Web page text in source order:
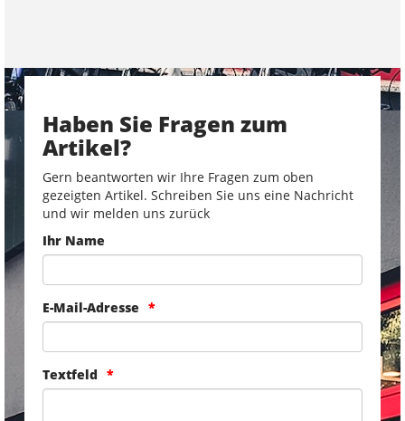
Haben Sie Fragen zum
Artikel?
Gern beantworten wir Ihre Fragen zum oben
gezeigten Artikel. Schreiben Sie uns eine Nachricht
und wir melden uns zurück
Ihr Name
E-Mail-Adresse
Textfeld